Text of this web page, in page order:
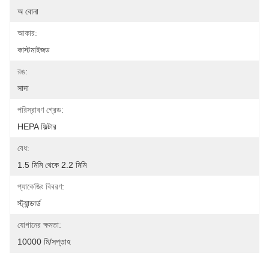
অ বোনা
আকার:
কাস্টমাইজড
রঙ:
সাদা
পরিস্রাবণ গ্রেড:
HEPA ফিল্টার
বেধ:
1.5 মিমি থেকে 2.2 মিমি
প্যাকেজিং বিবরণ:
স্ট্যান্ডার্ড
যোগানের ক্ষমতা:
10000 মি/সপ্তাহ